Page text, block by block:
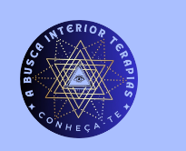
content